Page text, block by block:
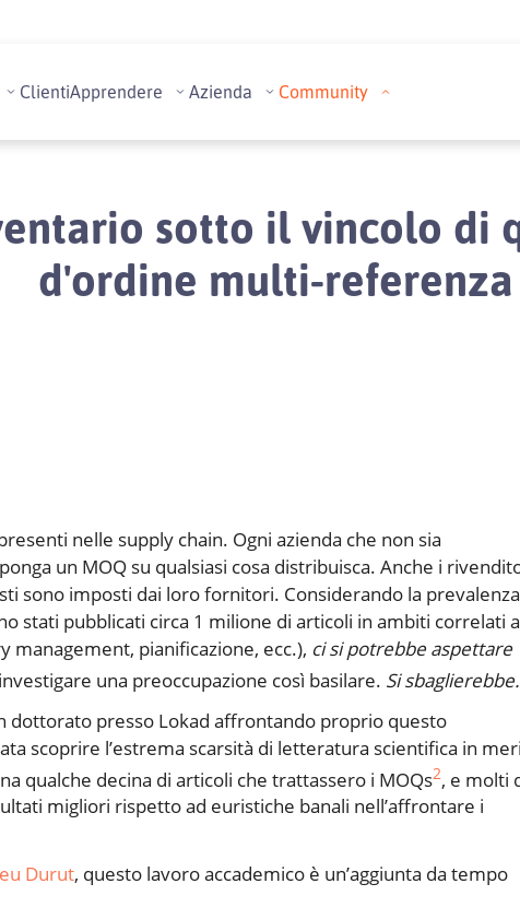
ClientiApprendere Azienda Community
sotto il vincolo di
d'ordine multi-referenza
nelle supply chain. Ogni azienda che non sia
un MOQ su qualsiasi cosa distribuisca. Anche i
sono imposti dai loro fornitori. Considerando la prevalenza
stati pubblicati circa 1 milione di articoli in ambiti correlati
management, pianificazione, ecc.), ci si potrebbe aspettare
una preoccupazione così basilare. Si sbaglierebbe.
dottorato presso Lokad affrontando proprio questo
scoprire l’estrema scarsità di letteratura scientifica in
qualche decina di articoli che trattassero i MOQs2, e molti
migliori rispetto ad euristiche banali nell’affrontare i
Durut, questo lavoro accademico è un’aggiunta da tempo